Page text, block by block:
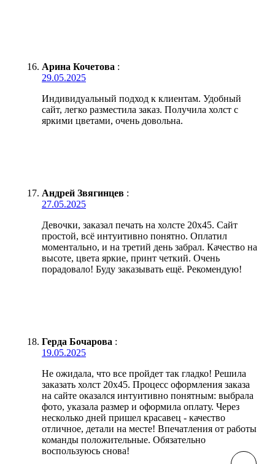
Арина Кочетова :
29.05.2025
Индивидуальный подход к клиентам. Удобный
сайт, легко разместила заказ. Получила холст с
яркими цветами, очень довольна.
Андрей Звягинцев :
27.05.2025
Девочки, заказал печать на холсте 20х45. Сайт
простой, всё интуитивно понятно. Оплатил
моментально, и на третий день забрал. Качество на
высоте, цвета яркие, принт четкий. Очень
порадовало! Буду заказывать ещё. Рекомендую!
Герда Бочарова :
19.05.2025
Не ожидала, что все пройдет так гладко! Решила
заказать холст 20х45. Процесс оформления заказа
на сайте оказался интуитивно понятным: выбрала
фото, указала размер и оформила оплату. Через
несколько дней пришел красавец - качество
отличное, детали на месте! Впечатления от работы
команды положительные. Обязательно
воспользуюсь снова!